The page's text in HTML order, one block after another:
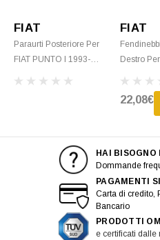
FIAT
Paraurti Posteriore Per
FIAT PUNTO I 1993-
FIAT
Destro
Paraurti
Nuovo
22,08€
HAI BISOGNO
Dommande
PAGAMENTI
Carta di credito,
Bancario
PRODOTTI
e certificati dalle